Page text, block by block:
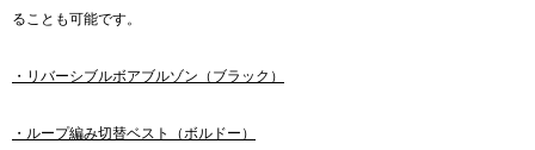
ることも可能です。
・リバーシブルボアブルゾン（ブラック）
・ループ編み切替ベスト（ボルドー）